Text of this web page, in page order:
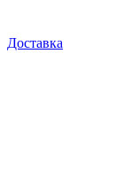
Доставка